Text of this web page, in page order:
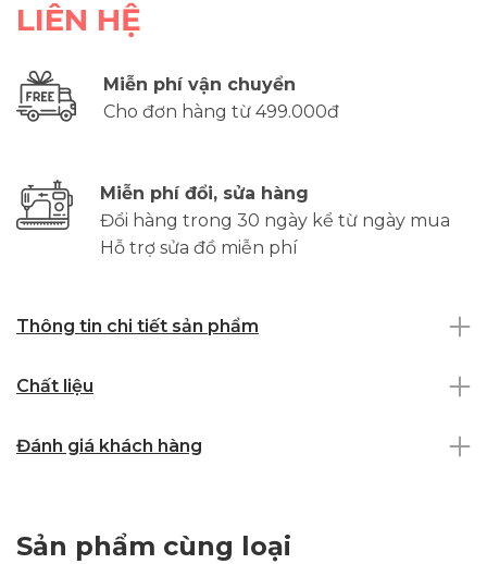
LIÊN HỆ
Miễn phí vận chuyển
Cho đơn hàng từ 499.000đ
Miễn phí đổi, sửa hàng
Đổi hàng trong 30 ngày kể từ ngày mua
Hỗ trợ sửa đồ miễn phí
Thông tin chi tiết sản phẩm
Chất liệu
Đánh giá khách hàng
Sản phẩm cùng loại